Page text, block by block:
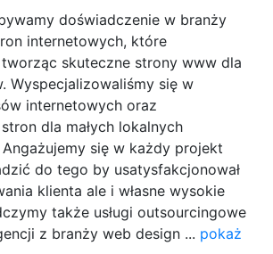
doświadczenie w branży
internetowych, które
skuteczne strony www dla
Wyspecjalizowaliśmy się w
internetowych oraz
dla małych lokalnych
się w każdy projekt
do tego by usatysfakcjonował
klienta ale i własne wysokie
także usługi outsourcingowe
z branży web design ... pokaż